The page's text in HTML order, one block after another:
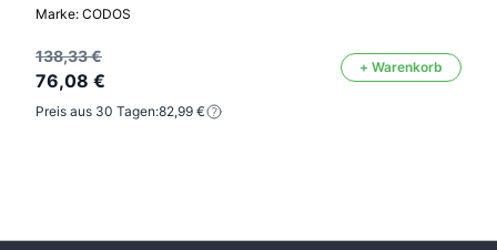
Marke: CODOS
138,33 €
76,08 €
+ Warenkorb
Preis aus 30 Tagen:82,99 €